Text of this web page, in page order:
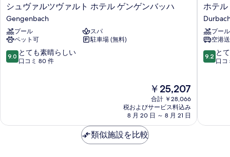
シ
ュ
ヴ
ァ
ル
ツ
ヴ
ゲ
シュヴァルツヴァルト ホテル ゲンゲンバッハ
Gengenbach
プール
スパ
ペット可
駐車場 (無料)
10
段
素
9.0 とても素晴らしい
口コミ 80 件
現
在
の
料
金
￥25,207
合計 ￥28,066
税およびサービス料込み
8 月 20 日 ～ 8 月 21 日
ホ
テ
ル
リ
ッ
タ
ー
Durbach
ホテル
プール
空港
10
段
素
9.2 と
口コ
類似施設を比較